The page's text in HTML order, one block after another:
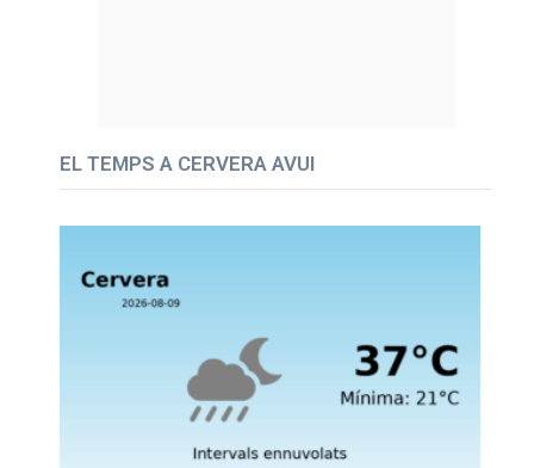
EL TEMPS A CERVERA AVUI